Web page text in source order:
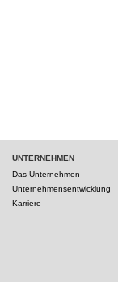
UNTERNEHMEN
Das Unternehmen
Unternehmensentwicklung
Karriere